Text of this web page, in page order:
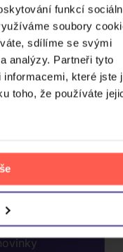
funkcí
soubory
sdílíme se svými
analýzy. Partneři tyto
informacemi, které jste
toho, že používáte
CHCETE
MAIL.
se k
našeho
newsletteru, ať
akce nebo